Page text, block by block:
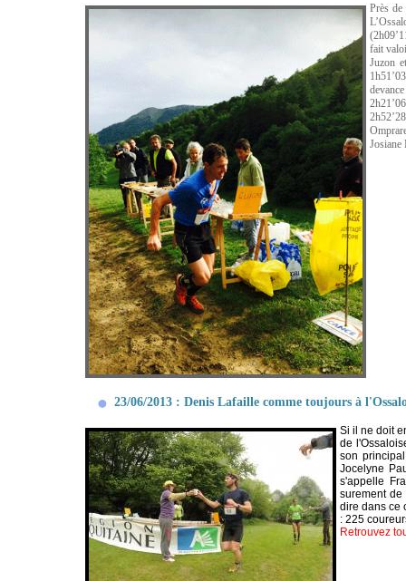
Près
fait
Juzon
Josiane
23/06/2013 : Denis Lafaille comme toujours à
Si il ne doit
de
son
Jocelyne
s'appelle
surement
dire dans ce
: 225
Retrouvez